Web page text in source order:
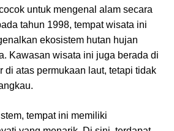
untuk mengenal alam secara
tahun 1998, tempat wisata ini
ekosistem hutan hujan
Kawasan wisata ini juga berada di
di atas permukaan laut, tetapi tidak
tempat ini memiliki